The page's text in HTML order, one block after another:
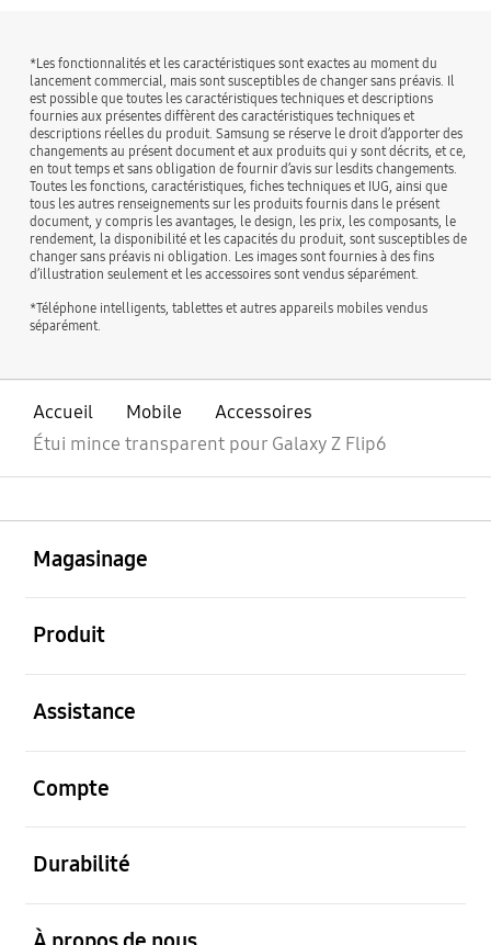
*Les fonctionnalités et les caractéristiques sont exactes au moment du
lancement commercial, mais sont susceptibles de changer sans préavis. Il
est possible que toutes les caractéristiques techniques et descriptions
fournies aux présentes diffèrent des caractéristiques techniques et
descriptions réelles du produit. Samsung se réserve le droit d’apporter des
changements au présent document et aux produits qui y sont décrits, et ce,
en tout temps et sans obligation de fournir d’avis sur lesdits changements.
Toutes les fonctions, caractéristiques, fiches techniques et IUG, ainsi que
tous les autres renseignements sur les produits fournis dans le présent
document, y compris les avantages, le design, les prix, les composants, le
rendement, la disponibilité et les capacités du produit, sont susceptibles de
changer sans préavis ni obligation. Les images sont fournies à des fins
d’illustration seulement et les accessoires sont vendus séparément.
*Téléphone intelligents, tablettes et autres appareils mobiles vendus
séparément.
Accueil Mobile
Accessoires
Étui mince transparent pour Galaxy Z Flip6
Magasinage
Produit
Assistance
Compte
Durabilité